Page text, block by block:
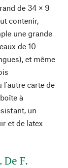
de 34 × 9
contenir,
une grande
de 10
et même
l'autre carte de
à
un
et de latex
F.